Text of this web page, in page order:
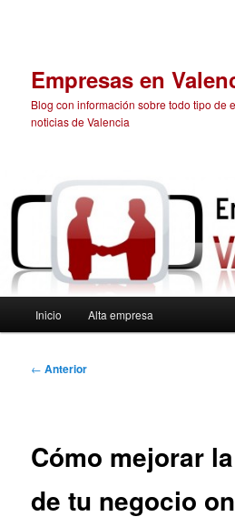
Empresas en
Blog con información sobre todo tipo de
noticias de Valencia
principal
Inicio Alta empresa
Navegación
← Anterior
Cómo mejorar
de tu negocio